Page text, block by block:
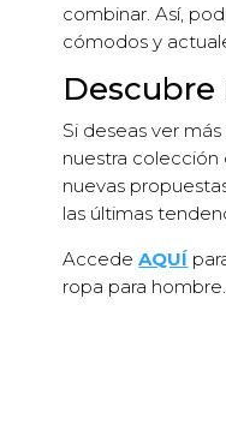
combinar. Así,
cómodos y
Si deseas ver
nuestra colección
nuevas
las últimas
AccedeAQUÍ
ropa para hombre.